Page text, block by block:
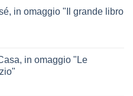
in omaggio "Il grande libro
in omaggio "Le